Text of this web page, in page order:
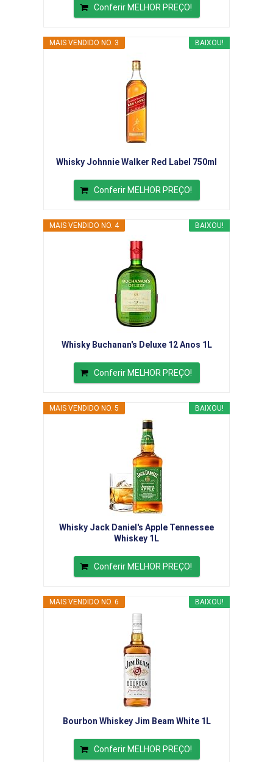
Conferir MELHOR PREÇO!
BAIXOU!
MAIS VENDIDO NO. 3
Whisky Johnnie Walker Red Label 750ml
Conferir MELHOR PREÇO!
BAIXOU!
MAIS VENDIDO NO. 4
Whisky Buchanan's Deluxe 12 Anos 1L
Conferir MELHOR PREÇO!
BAIXOU!
MAIS VENDIDO NO. 5
Whisky Jack Daniel's Apple Tennessee
Whiskey 1L
Conferir MELHOR PREÇO!
BAIXOU!
MAIS VENDIDO NO. 6
Bourbon Whiskey Jim Beam White 1L
Conferir MELHOR PREÇO!